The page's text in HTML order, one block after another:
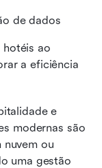
de dados
hotéis ao
a eficiência
e
modernas são
ou
uma gestão